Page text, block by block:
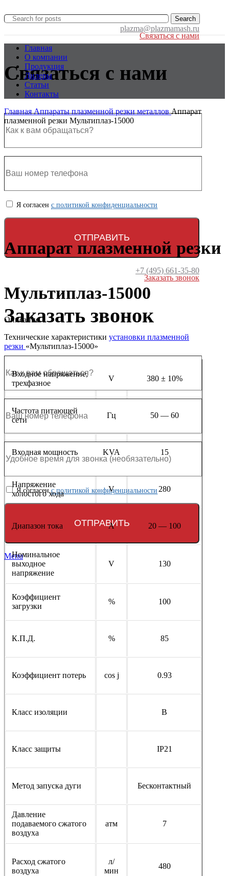
Search
plazma@plazmamash.ru
Связаться с нами
Связаться с нами
Я согласен с политикой конфиденциальности
+7 (495) 661-35-80
Заказать звонок
Заказать звонок
Я согласен с политикой конфиденциальности
Menu
Главная
О компании
Продукция
Дилеры
Статьи
Контакты
ГлавнаяАппараты плазменной резки металловАппарат
плазменной резки Мультиплаз-15000
Click to enlarge
Аппарат плазменной резки
Мультиплаз-15000
Описание
Технические характеристики установки плазменной
резки «Мультиплаз-15000»
Входное напряжение,
трехфазное
V 380 ± 10%
Частота питающей
сети
Гц 50 — 60
Входная мощность KVA 15
Напряжение
холостого хода
V 280
Диапазон тока A 20 — 100
Номинальное
выходное
напряжение
V 130
Коэффициент
загрузки
% 100
К.П.Д. % 85
Коэффициент потерь cos j 0.93
Класс изоляции B
Класс защиты IP21
Метод запуска дуги Бесконтактный
Давление
подаваемого сжатого
воздуха
атм 7
Расход сжатого
воздуха
л/
мин
480